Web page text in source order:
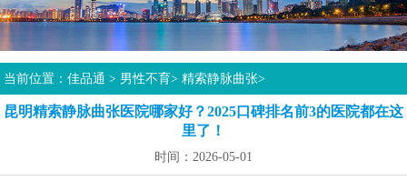
当前位置：佳品通 > 男性不育>精索静脉曲张>
昆明精索静脉曲张医院哪家好？2025口碑排名前3的医院都在这
里了！
时间：2026-05-01